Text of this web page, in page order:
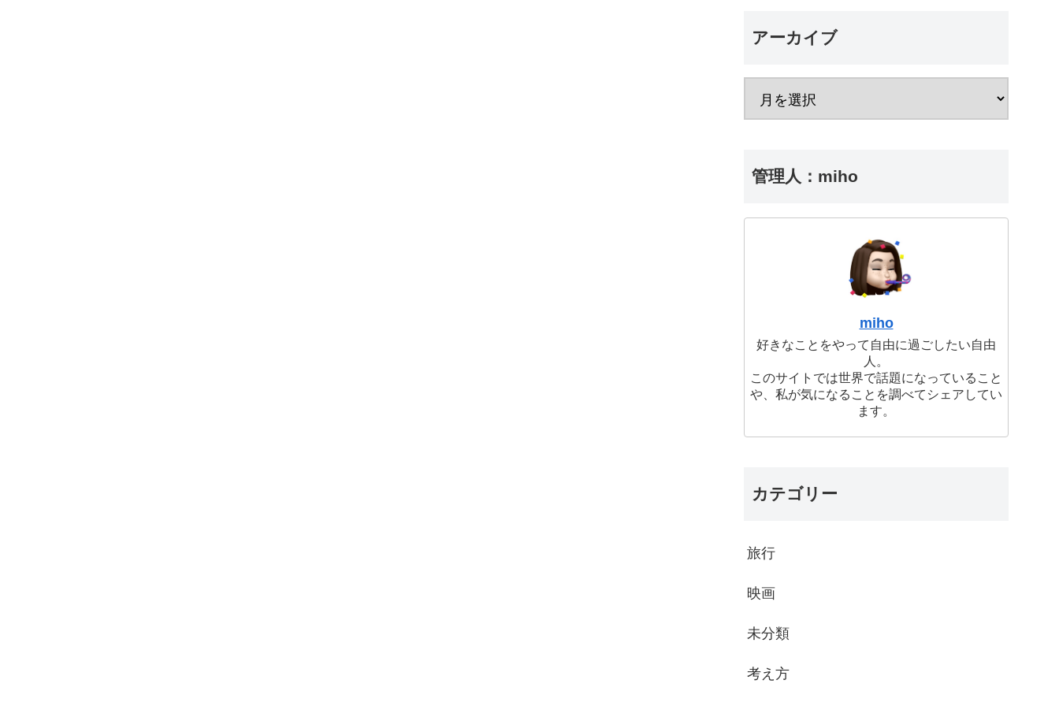
アーカイブ
管理人：miho
miho
好きなことをやって自由に過ごしたい自由
人。
このサイトでは世界で話題になっていること
や、私が気になることを調べてシェアしてい
ます。
カテゴリー
旅行
映画
未分類
考え方